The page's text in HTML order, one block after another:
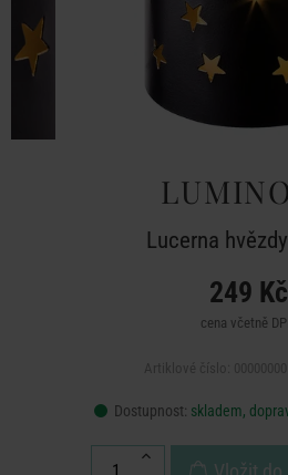
Lucerna
249 Kč
cena včetně
Dostupnost: skladem,